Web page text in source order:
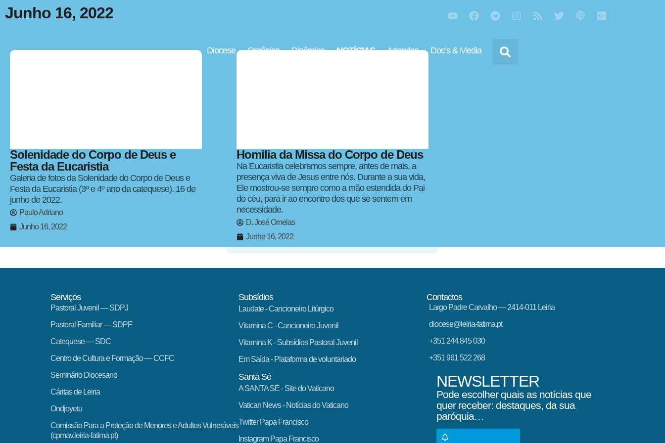
Diocese Orgânica Dinâmica NOTÍCIAS Agendas Doc’s & Media
Junho 16, 2022
Solenidade do Corpo de Deus e
Festa da Eucaristia
Galeria de fotos da Solenidade do Corpo de Deus e
Festa da Eucaristia (3º e 4º ano da catequese). 16 de
junho de 2022.
Paulo Adriano
Junho 16, 2022
Homilia da Missa do Corpo de Deus
Na Eucaristia celebramos sempre, antes de mais, a
presença viva de Jesus entre nós. Durante a sua vida,
Ele mostrou-se sempre como a mão estendida do Pai
do céu, para ir ao encontro dos que se sentem em
necessidade.
D. José Ornelas
Junho 16, 2022
Serviços
Pastoral Juvenil — SDPJ
Pastoral Familiar — SDPF
Catequese — SDC
Centro de Cultura e Formação — CCFC
Seminário Diocesano
Cáritas de Leiria
Ondjoyetu
Comissão Para a Proteção de Menores e Adultos Vulneráveis
(cpmav.leiria-fatima.pt)
Subsídios
Laudate- Cancioneiro Litúrgico
Vitamina C- Cancioneiro Juvenil
Vitamina K- Subsídios Pastoral Juvenil
Em Saída- Plataforma de voluntariado
Santa Sé
A SANTA SÉ - Site do Vaticano
Vatican News- Notícias do Vaticano
Twitter Papa Francisco
Instagram Papa Francisco
Contactos
Largo Padre Carvalho — 2414-011 Leiria
diocese@leiria-fatima.pt
+351 244 845 030
+351 961 522 268
NEWSLETTER
Pode escolher quais as notícias que
quer receber: destaques, da sua
paróquia…